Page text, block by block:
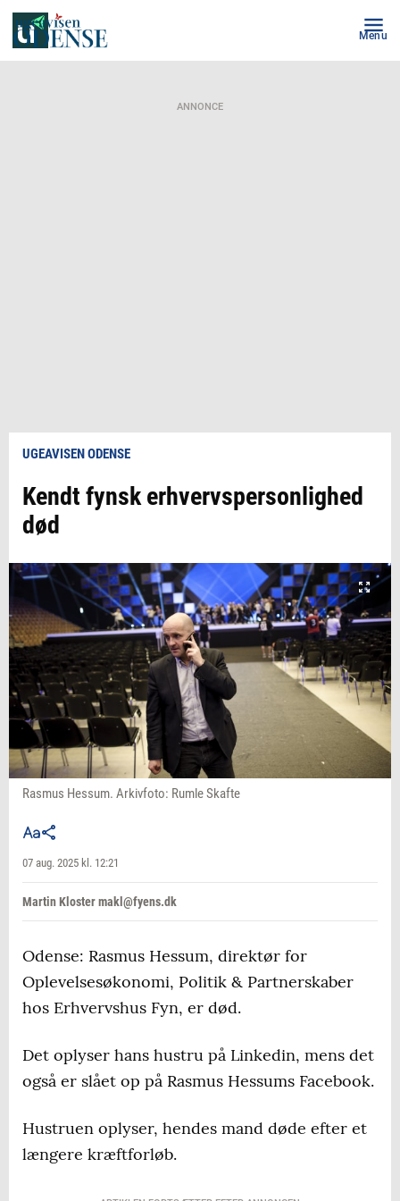
Menu
ANNONCE
UGEAVISEN ODENSE
Kendt fynsk erhvervspersonlighed
død
Rasmus Hessum. Arkivfoto: Rumle Skafte
07 aug. 2025 kl. 12:21
Martin Kloster makl@fyens.dk
Odense: Rasmus Hessum, direktør for
Oplevelsesøkonomi, Politik & Partnerskaber
hos Erhvervshus Fyn, er død.
Det oplyser hans hustru på Linkedin, mens det
også er slået op på Rasmus Hessums Facebook.
Hustruen oplyser, hendes mand døde efter et
længere kræftforløb.